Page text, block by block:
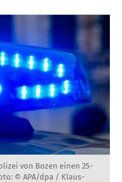
von Bozen einen 25-
© APA/dpa / Klaus-